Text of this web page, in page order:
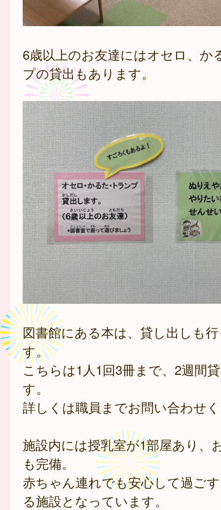
6歳以上のお友達にはオセロ、か
プの貸出もあります。
図書館にある本は、貸し出しも
す。
こちらは1人1回3冊まで、2週間
す。
詳しくは職員までお問い合わせ
施設内には授乳室が1部屋あり、
も完備。
赤ちゃん連れでも安心して過ご
る施設となっています。